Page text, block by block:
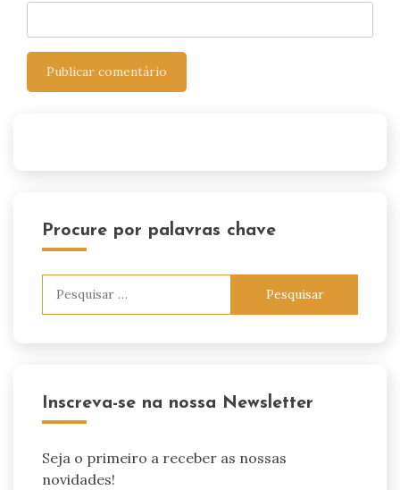
Procure por palavras chave
Inscreva-se na nossa Newsletter
Seja o primeiro a receber as nossas
novidades!